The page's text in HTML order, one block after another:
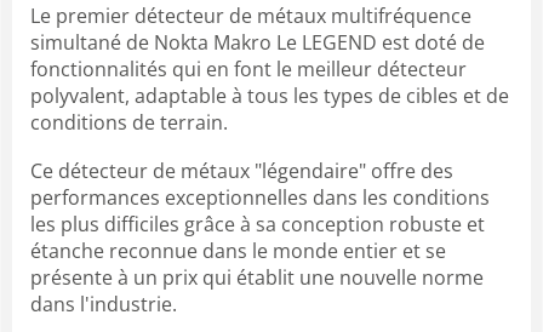
Le premier détecteur de métaux multifréquence
simultané de Nokta Makro Le LEGEND est doté de
fonctionnalités qui en font le meilleur détecteur
polyvalent, adaptable à tous les types de cibles et de
conditions de terrain.
Ce détecteur de métaux "légendaire" offre des
performances exceptionnelles dans les conditions
les plus difficiles grâce à sa conception robuste et
étanche reconnue dans le monde entier et se
présente à un prix qui établit une nouvelle norme
dans l'industrie.